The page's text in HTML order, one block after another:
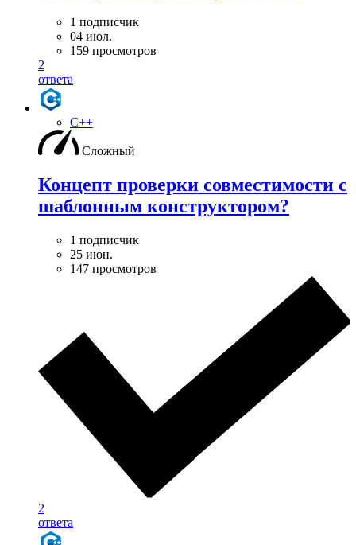
1 подписчик
04 июл.
159 просмотров
2
ответа
C++
Сложный
Концепт проверки совместимости с
шаблонным конструктором?
1 подписчик
25 июн.
147 просмотров
2
ответа